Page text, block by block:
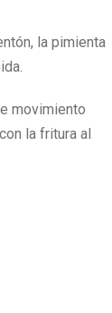
la pimienta
movimiento
la fritura al